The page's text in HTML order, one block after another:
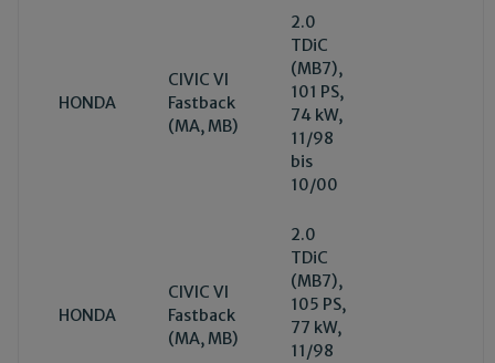
HONDA
CIVIC VI
Fastback
(MA, MB)
2.0
TDiC
(MB7),
101 PS,
74 kW,
11/98
bis
10/00
HONDA
CIVIC VI
Fastback
(MA, MB)
2.0
TDiC
(MB7),
105 PS,
77 kW,
11/98